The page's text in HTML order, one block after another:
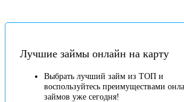
Лучшие займы онлайн на карту
Выбрать лучший займ из ТОП и
воспользуйтесь преимуществами
займов уже сегодня!